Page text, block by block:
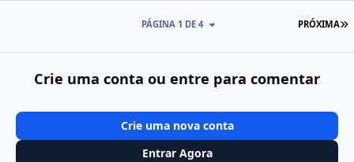
PRÓXIMA
PÁGINA 1 DE 4
Crie uma conta ou entre para comentar
Crie uma nova conta
Entrar Agora